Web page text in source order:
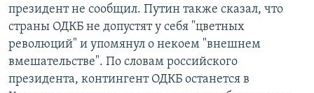
президент не сообщил. Путин также сказал, что
страны ОДКБ не допустят у себя "цветных
революций" и упомянул о некоем "внешнем
вмешательстве". По словам российского
президента, контингент ОДКБ останется в